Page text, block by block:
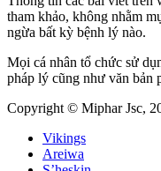
tham khảo, không nhằm
ngừa bất kỳ bệnh lý nào.
Mọi cá nhân tổ chức sử
pháp lý cũng như văn bản
Copyright © Miphar Jsc,
Vikings
Areiwa